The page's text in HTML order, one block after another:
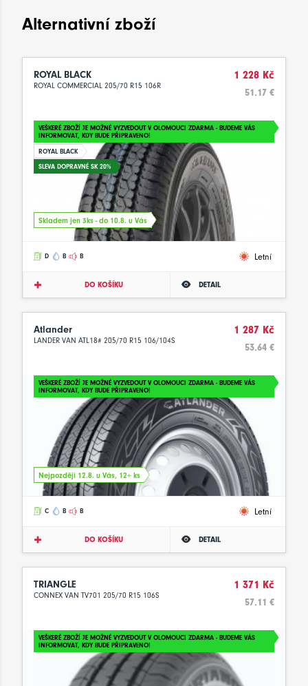
Alternativní zboží
ROYAL BLACK
ROYAL COMMERCIAL 205/70 R15 106R
1 228 Kč
51.17 €
VEŠKERÉ ZBOŽÍ JE MOŽNÉ VYZVEDOUT V OLOMOUCI ZDARMA - BUDEME VÁS
INFORMOVAT, KDY BUDE PŘIPRAVENO!
ROYAL BLACK
SLEVA DOPRAVNÉ SK 20%
Skladem jen 3ks - do 10.8. u Vás
D B B Letní
DO KOŠÍKU DETAIL
Atlander
LANDER VAN ATL18# 205/70 R15 106/104S
1 287 Kč
53.64 €
VEŠKERÉ ZBOŽÍ JE MOŽNÉ VYZVEDOUT V OLOMOUCI ZDARMA - BUDEME VÁS
INFORMOVAT, KDY BUDE PŘIPRAVENO!
Nejpozději 12.8. u Vás, 12+ ks
C B B Letní
DO KOŠÍKU DETAIL
TRIANGLE
CONNEX VAN TV701 205/70 R15 106S
1 371 Kč
57.11 €
VEŠKERÉ ZBOŽÍ JE MOŽNÉ VYZVEDOUT V OLOMOUCI ZDARMA - BUDEME VÁS
INFORMOVAT, KDY BUDE PŘIPRAVENO!